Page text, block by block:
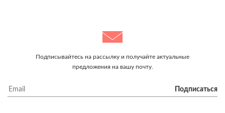
Подписывайтесь на рассылку и получайте актуальные
предложения на вашу почту.
Подписаться